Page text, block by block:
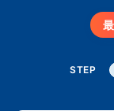
STEP